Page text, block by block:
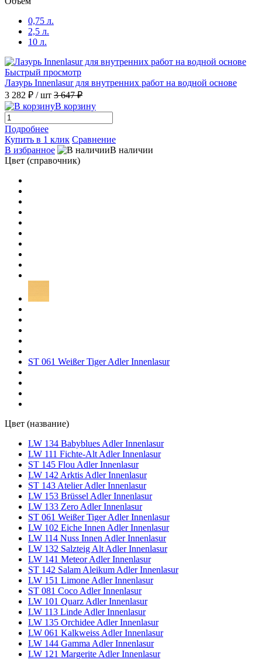
0,75 л.
2,5 л.
10 л.
Быстрый просмотр
Лазурь Innenlasur для внутренних работ на водной основе
3 282 ₽ / шт 3 647 ₽
В корзину
Подробнее
Купить в 1 клик Сравнение
В избранное
В наличии
Цвет (справочник)
ST 061 Weißer Tiger Adler Innenlasur
Цвет (название)
LW 134 Babyblues Adler Innenlasur
LW 111 Fichte-Alt Adler Innenlasur
ST 145 Flou Adler Innenlasur
LW 142 Arktis Adler Innenlasur
ST 143 Atelier Adler Innenlasur
LW 153 Brüssel Adler Innenlasur
LW 133 Zero Adler Innenlasur
ST 061 Weißer Tiger Adler Innenlasur
LW 102 Eiche Innen Adler Innenlasur
LW 114 Nuss Innen Adler Innenlasur
LW 132 Salzteig Alt Adler Innenlasur
LW 141 Meteor Adler Innenlasur
ST 142 Salam Aleikum Adler Innenlasur
LW 151 Limone Adler Innenlasur
ST 081 Coco Adler Innenlasur
LW 101 Quarz Adler Innenlasur
LW 113 Linde Adler Innenlasur
LW 135 Orchidee Adler Innenlasur
LW 061 Kalkweiss Adler Innenlasur
LW 144 Gamma Adler Innenlasur
LW 121 Margerite Adler Innenlasur